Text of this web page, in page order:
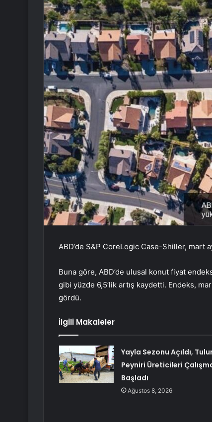
ABD’de S&P CoreLogic Case-Shiller, mart
Buna göre, ABD’de ulusal konut fiyat
gibi yüzde 6,5’lik artış kaydetti. Endeks,
gördü.
İlgili Makaleler
Yayla Sezonu Açıldı,
Peyniri Üreticileri
Başladı
Ağustos 8, 2026